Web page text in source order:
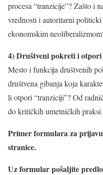
procesa “tranzicije”? Zašto i
vrednosti i autoritarni politicki
ekonomskim
4) Društveni pokreti i otpori
Mesto i funkcija društvenih
društvena gibanja koja
li otpori “tranziciji”? Od
do kritičkih umetničkih
Primer formulara za
stranice.
Uz formular pošaljite